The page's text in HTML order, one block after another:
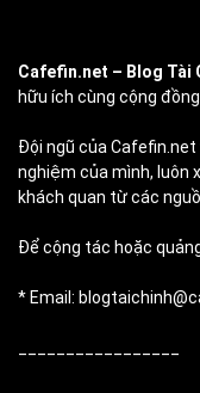
Cafefin.net – Blog Tài
hữu ích cùng cộng đồng.
Đội ngũ của
nghiệm của mình, luôn
khách quan từ các
Để cộng tác hoặc
* Email: